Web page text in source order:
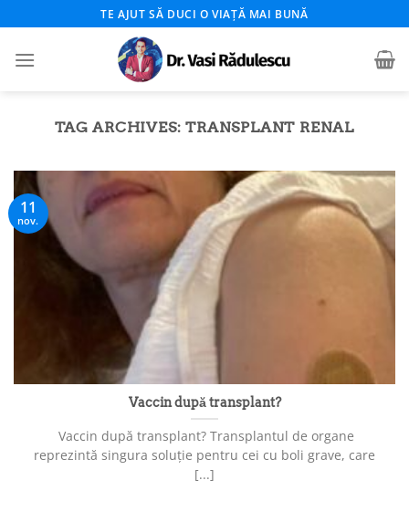
to
content
TE AJUT SĂ DUCI O VIAȚĂ MAI BUNĂ
TAG ARCHIVES:TRANSPLANT RENAL
Vaccin după transplant?
Vaccin după transplant? Transplantul de organe
reprezintă singura soluție pentru cei cu boli grave, care
[...]
11
nov.